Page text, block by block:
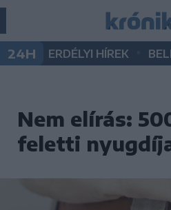
24H ERDÉLYI HÍREK
Nem elírás:
feletti